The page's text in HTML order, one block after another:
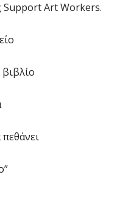
Support Art Workers.